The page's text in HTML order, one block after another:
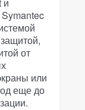
от
или
еще до